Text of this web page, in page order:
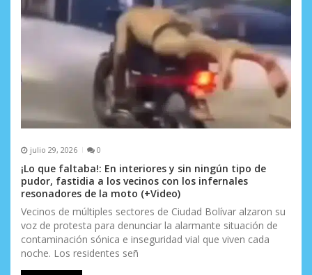
r
d
a
s
julio 29, 2026 0
¡Lo que faltaba!: En interiores y sin ningún tipo de
pudor, fastidia a los vecinos con los infernales
resonadores de la moto (+Video)
Vecinos de múltiples sectores de Ciudad Bolívar alzaron su
voz de protesta para denunciar la alarmante situación de
contaminación sónica e inseguridad vial que viven cada
noche. Los residentes señ